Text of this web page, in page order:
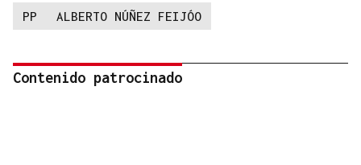
PP ALBERTO NÚÑEZ FEIJÓO
Contenido patrocinado